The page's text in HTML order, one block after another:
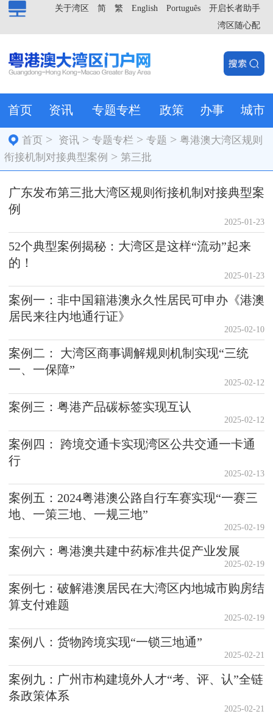
开启长者助手
Português
English
繁
简
关于湾区
湾区随心配
首页 资讯 专题专栏 政策 办事 城市
首页 > 资讯 >专题专栏 >专题 >粤港澳大湾区规则
衔接机制对接典型案例 > 第三批
广东发布第三批大湾区规则衔接机制对接典型案
例
2025-01-23
52个典型案例揭秘：大湾区是这样“流动”起来
的！
2025-01-23
案例一：非中国籍港澳永久性居民可申办《港澳
居民来往内地通行证》
2025-02-10
案例二： 大湾区商事调解规则机制实现“三统
一、一保障”
2025-02-12
案例三：粤港产品碳标签实现互认
2025-02-12
案例四： 跨境交通卡实现湾区公共交通一卡通
行
2025-02-13
案例五：2024粤港澳公路自行车赛实现“一赛三
地、一策三地、一规三地”
2025-02-19
案例六：粤港澳共建中药标准共促产业发展
2025-02-19
案例七：破解港澳居民在大湾区内地城市购房结
算支付难题
2025-02-19
案例八：货物跨境实现“一锁三地通”
2025-02-21
案例九：广州市构建境外人才“考、评、认”全链
条政策体系
2025-02-21